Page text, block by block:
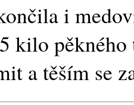
i
kilo
a těším se